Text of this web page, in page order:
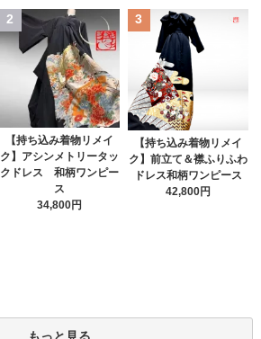
2
【持ち込み着物リメイ
ク】アシンメトリータッ
クドレス 和柄ワンピー
ス
34,800円
3
【持ち込み着物リメイ
ク】前立て＆襟ふりふわ
ドレス和柄ワンピース
42,800円